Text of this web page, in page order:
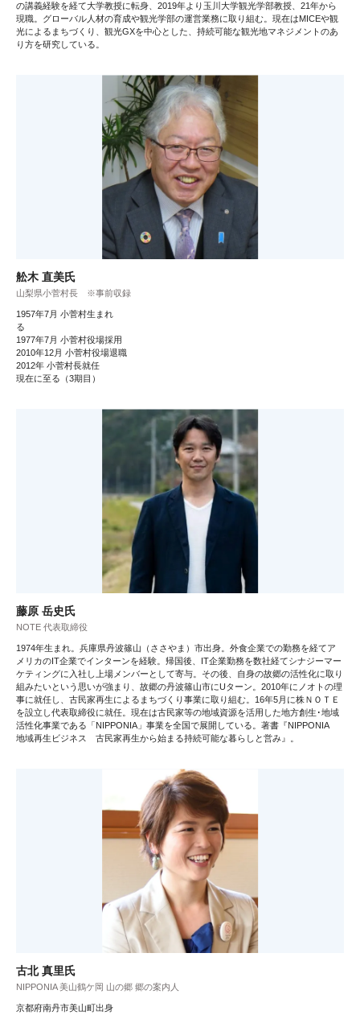
の講義経験を経て大学教授に転身、2019年より玉川大学観光学部教授、21年から
現職。グローバル人材の育成や観光学部の運営業務に取り組む。現在はMICEや観
光によるまちづくり、観光GXを中心とした、持続可能な観光地マネジメントのあ
り方を研究している。
舩木 直美氏
山梨県小菅村長 ※事前収録
1957年7月 小菅村生まれ
る
1977年7月 小菅村役場採用
2010年12月 小菅村役場退職
2012年 小菅村長就任
現在に至る（3期目）
藤原 岳史氏
NOTE 代表取締役
1974年生まれ。兵庫県丹波篠山（ささやま）市出身。外食企業での勤務を経てア
メリカのIT企業でインターンを経験。帰国後、IT企業勤務を数社経てシナジーマー
ケティングに入社し上場メンバーとして寄与。その後、自身の故郷の活性化に取り
組みたいという思いが強まり、故郷の丹波篠山市にUターン。2010年にノオトの理
事に就任し、古民家再生によるまちづくり事業に取り組む。16年5月に株ＮＯＴＥ
を設立し代表取締役に就任。現在は古民家等の地域資源を活用した地方創生･地域
活性化事業である「NIPPONIA」事業を全国で展開している。著書『NIPPONIA
地域再生ビジネス 古民家再生から始まる持続可能な暮らしと営み』。
古北 真里氏
NIPPONIA 美山鶴ケ岡 山の郷 郷の案内人
京都府南丹市美山町出身